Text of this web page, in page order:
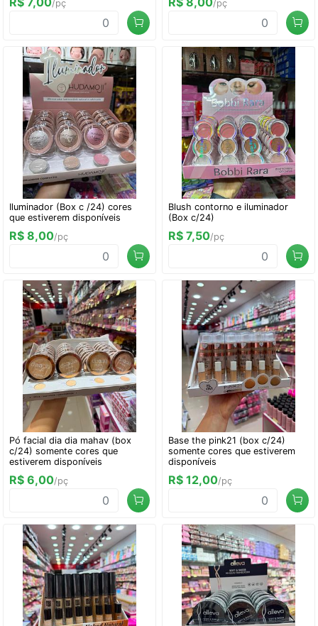
/pç /pç
Iluminador (Box c /24) cores
que estiverem disponíveis
R$ 8,00/pç
Blush contorno e iluminador
(Box c/24)
R$ 7,50/pç
Pó facial dia dia mahav (box
c/24) somente cores que
estiverem disponíveis
R$ 6,00/pç
Base the pink21 (box c/24)
somente cores que estiverem
disponíveis
R$ 12,00/pç